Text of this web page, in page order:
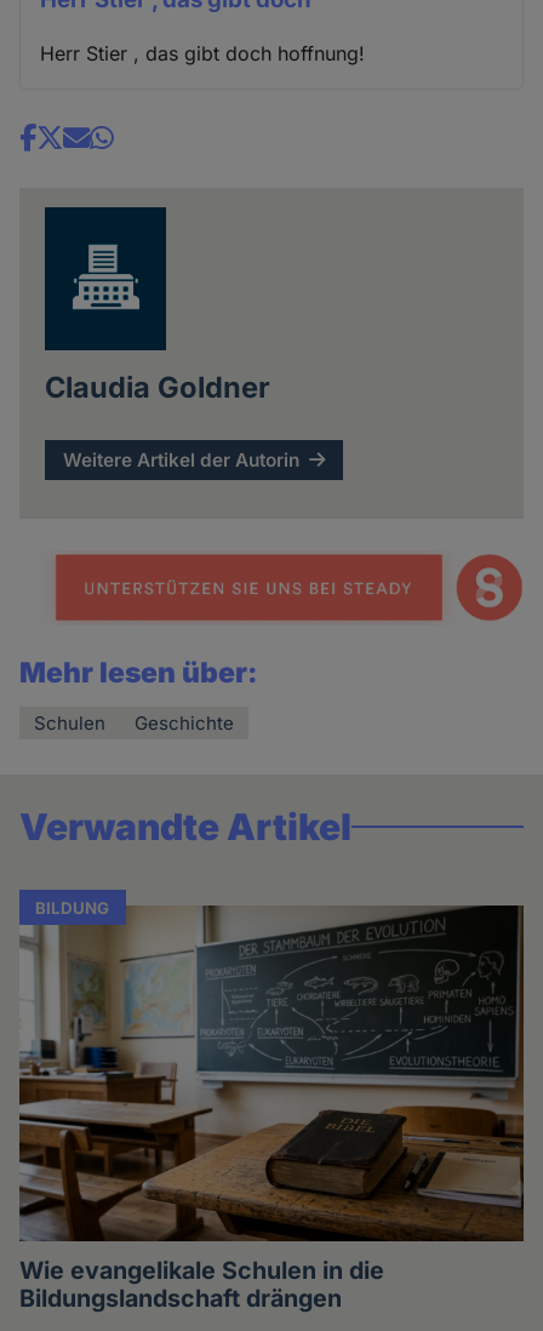
Herr Stier , das gibt doch hoffnung!
Share
Claudia Goldner
Weitere Artikel der Autorin
Mehr lesen über:
Schulen Geschichte
Verwandte Artikel
BILDUNG
Wie evangelikale Schulen in die
Bildungslandschaft drängen